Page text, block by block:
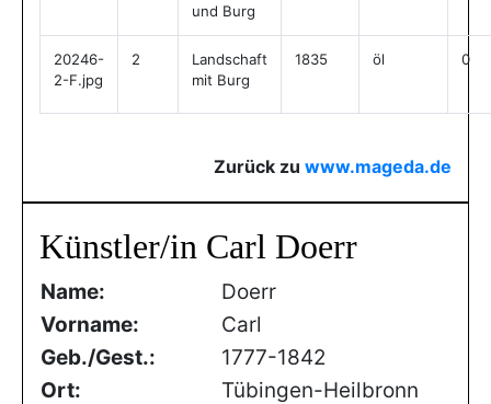
und Burg
20246-
2-F.jpg
2
Landschaft
mit Burg
1835 öl 0
Zurück zu www.mageda.de
Künstler/in Carl Doerr
Name:
Doerr
Vorname:
Carl
Geb./Gest.:
1777-1842
Ort:
Tübingen-Heilbronn